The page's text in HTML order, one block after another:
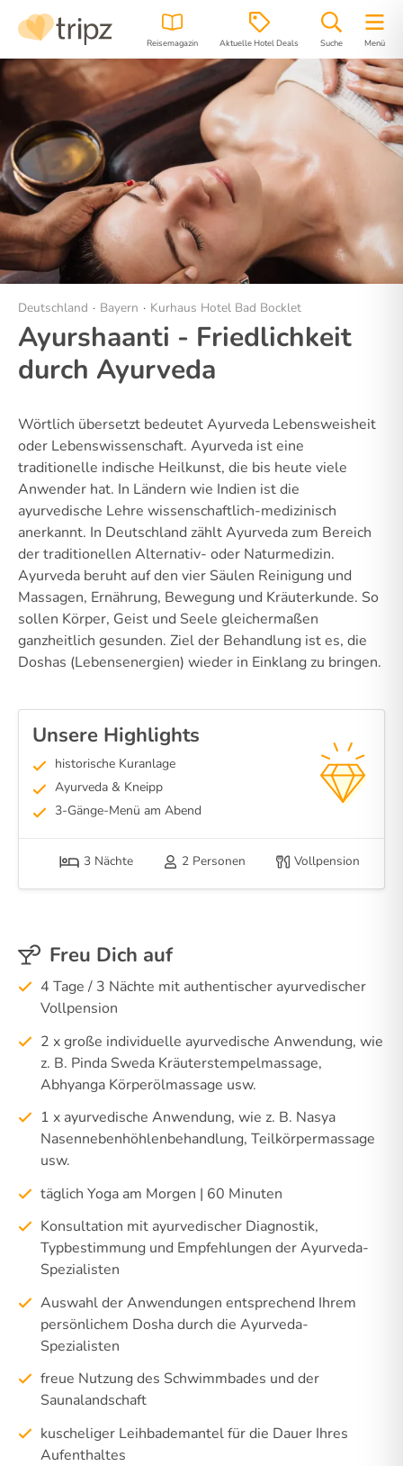
Reisemagazin Aktuelle Hotel Deals Suche Menü
Hotel Bilder
Deutschland Bayern Kurhaus Hotel Bad Bocklet
Ayurshaanti - Friedlichkeit
durch Ayurveda
Wörtlich übersetzt bedeutet Ayurveda Lebensweisheit
oder Lebenswissenschaft. Ayurveda ist eine
traditionelle indische Heilkunst, die bis heute viele
Anwender hat. In Ländern wie Indien ist die
ayurvedische Lehre wissenschaftlich-medizinisch
anerkannt. In Deutschland zählt Ayurveda zum Bereich
der traditionellen Alternativ- oder Naturmedizin.
Ayurveda beruht auf den vier Säulen Reinigung und
Massagen, Ernährung, Bewegung und Kräuterkunde. So
sollen Körper, Geist und Seele gleichermaßen
ganzheitlich gesunden. Ziel der Behandlung ist es, die
Doshas (Lebensenergien) wieder in Einklang zu bringen.
Unsere Highlights
historische Kuranlage
Ayurveda & Kneipp
3-Gänge-Menü am Abend
3 Nächte 2 Personen Vollpension
Freu Dich auf
4 Tage / 3 Nächte mit authentischer ayurvedischer
Vollpension
2 x große individuelle ayurvedische Anwendung, wie
z. B. Pinda Sweda Kräuterstempelmassage,
Abhyanga Körperölmassage usw.
1 x ayurvedische Anwendung, wie z. B. Nasya
Nasennebenhöhlenbehandlung, Teilkörpermassage
usw.
täglich Yoga am Morgen | 60 Minuten
Konsultation mit ayurvedischer Diagnostik,
Typbestimmung und Empfehlungen der Ayurveda-
Spezialisten
Auswahl der Anwendungen entsprechend Ihrem
persönlichem Dosha durch die Ayurveda-
Spezialisten
freue Nutzung des Schwimmbades und der
Saunalandschaft
kuscheliger Leihbademantel für die Dauer Ihres
Aufenthaltes